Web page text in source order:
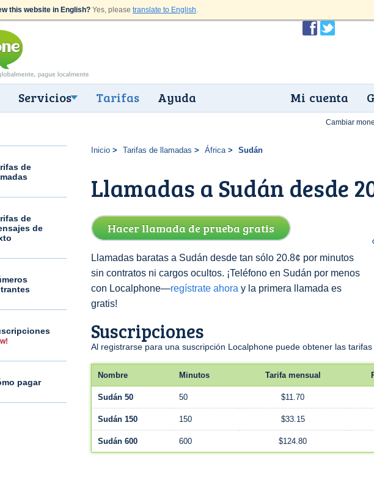
this website in English? Yes, please translate to English.
Servicios Tarifas Ayuda Mi cuenta
de
de
de
pagar
Inicio Tarifas de llamadas África Sudán
Llamadas a Sudán desde
Hacer llamada de prueba gratis
Llamadas baratas a Sudán desde tan sólo 20.8¢ por minutos
sin contratos ni cargos ocultos. ¡Teléfono en Sudán por menos
con Localphone—regístrate ahora y la primera llamada es
gratis!
Suscripciones
Al registrarse para una suscripción Localphone puede obtener las
Nombre Minutos Tarifa mensual
Sudán 50 50 $11.70
Sudán 150 150 $33.15
Sudán 600 600 $124.80
Cambiar